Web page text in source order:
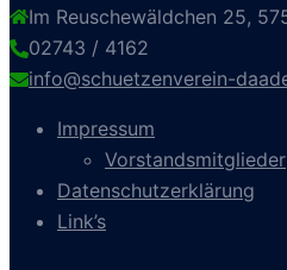
Im Reuschewäldchen 25,
02743 / 4162
info@schuetzenverein-
Impressum
Vorstandsmitglieder
Datenschutzerklärung
Link’s